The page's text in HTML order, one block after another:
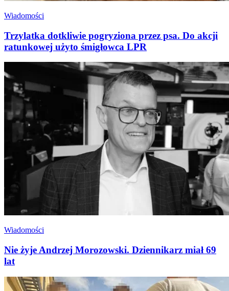
Wiadomości
Trzylatka dotkliwie pogryziona przez psa. Do akcji
ratunkowej użyto śmigłowca LPR
Wiadomości
Nie żyje Andrzej Morozowski. Dziennikarz miał 69
lat